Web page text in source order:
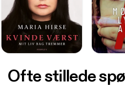
Ofte stillede